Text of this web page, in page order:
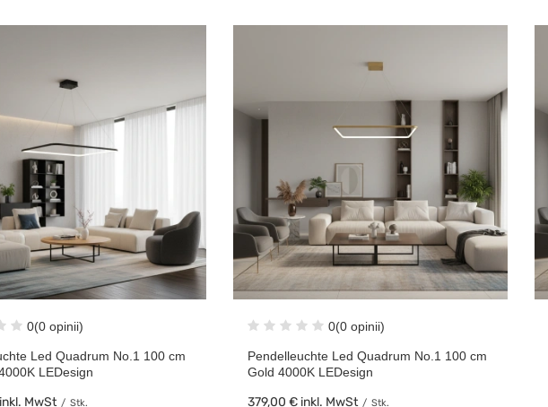
0(0 opinii)
Led Quadrum No.1 100 cm
LEDesign
inkl. MwSt / Stk.
0(0 opinii)
Pendelleuchte Led Quadrum No.1 100 cm
Gold 4000K LEDesign
379,00 € inkl. MwSt / Stk.